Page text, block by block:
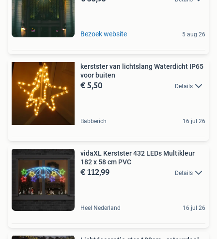
Bezoek website 5 aug 26
kerstster van lichtslang Waterdicht IP65
voor buiten
€ 5,50 Details
Babberich 16 jul 26
vidaXL Kerstster 432 LEDs Multikleur
182 x 58 cm PVC
€ 112,99 Details
Heel Nederland 16 jul 26